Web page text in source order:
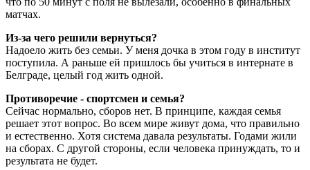
матчах.
Из-за чего решили вернуться?
Надоело жить без семьи. У меня дочка в этом году в институт
поступила. А раньше ей пришлось бы учиться в интернате в
Белграде, целый год жить одной.
Противоречие - спортсмен и семья?
Сейчас нормально, сборов нет. В принципе, каждая семья
решает этот вопрос. Во всем мире живут дома, что правильно
и естественно. Хотя система давала результаты. Годами жили
на сборах. С другой стороны, если человека принуждать, то и
результата не будет.